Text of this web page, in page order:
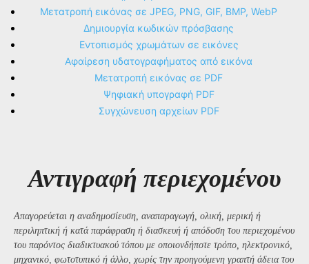
Μετατροπή εικόνας σε JPEG, PNG, GIF, BMP, WebP
Δημιουργία κωδικών πρόσβασης
Εντοπισμός χρωμάτων σε εικόνες
Αφαίρεση υδατογραφήματος από εικόνα
Μετατροπή εικόνας σε PDF
Ψηφιακή υπογραφή PDF
Συγχώνευση αρχείων PDF
Αντιγραφή περιεχομένου
Απαγορεύεται η αναδημοσίευση, αναπαραγωγή, ολική, μερική ή
περιληπτική ή κατά παράφραση ή διασκευή ή απόδοση του περιεχομένου
του παρόντος διαδικτυακού τόπου με οποιονδήποτε τρόπο, ηλεκτρονικό,
μηχανικό, φωτοτυπικό ή άλλο, χωρίς την προηγούμενη γραπτή άδεια του